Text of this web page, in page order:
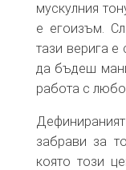
мускулния
е егоизъм.
тази верига е
да бъдеш
работа с
забрави за
която този